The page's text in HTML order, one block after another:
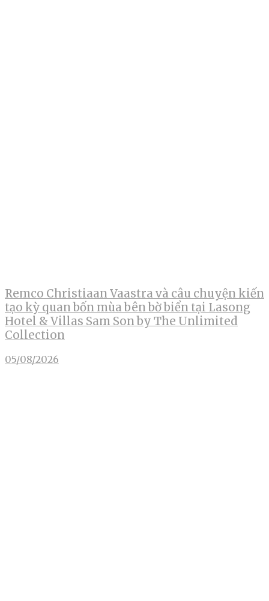
Remco Christiaan Vaastra và câu chuyện kiến
tạo kỳ quan bốn mùa bên bờ biển tại Lasong
Hotel & Villas Sam Son by The Unlimited
Collection
05/08/2026